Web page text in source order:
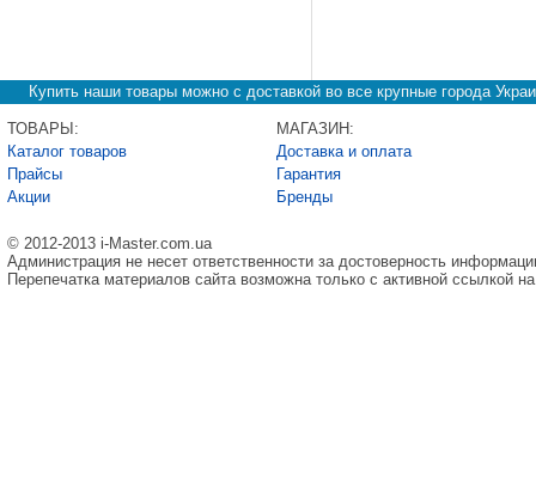
Купить наши товары можно с доставкой во все крупные города
ТОВАРЫ:
Каталог товаров
Прайсы
Акции
МАГАЗИН:
Доставка и оплата
Гарантия
Бренды
© 2012-2013 i-Master.com.ua
Администрация не несет ответственности за достоверность
Перепечатка материалов сайта возможна только с активной ссылкой